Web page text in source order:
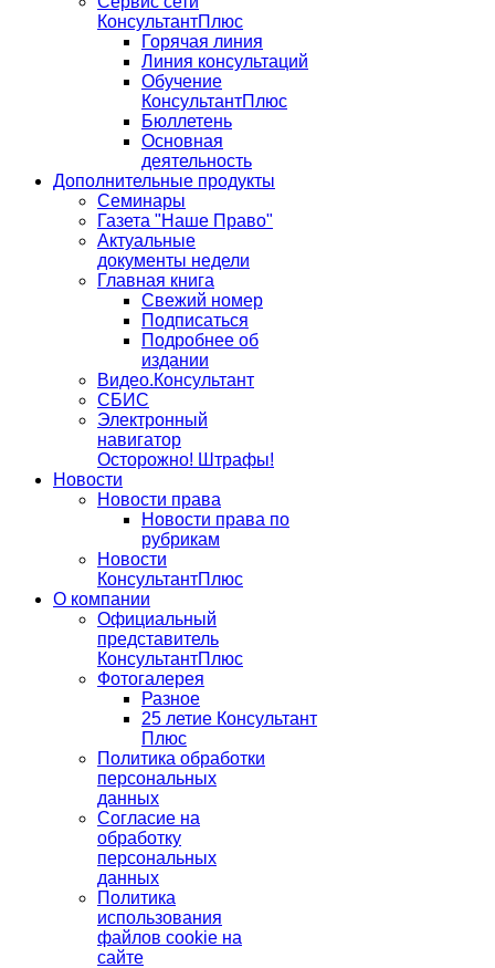
КонсультантПлюс
Горячая линия
Линия консультаций
Обучение
КонсультантПлюс
Бюллетень
Основная
деятельность
Дополнительные продукты
Семинары
Газета "Наше Право"
Актуальные
документы недели
Главная книга
Свежий номер
Подписаться
Подробнее об
издании
Видео.Консультант
СБИС
Электронный
навигатор
Осторожно! Штрафы!
Новости
Новости права
Новости права по
рубрикам
Новости
КонсультантПлюс
О компании
Официальный
представитель
КонсультантПлюс
Фотогалерея
Разное
25 летие Консультант
Плюс
Политика обработки
персональных
данных
Согласие на
обработку
персональных
данных
Политика
использования
файлов cookie на
сайте